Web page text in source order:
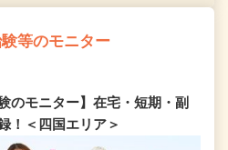
等のモニター
のモニター】在宅・短期・副
！＜四国エリア＞